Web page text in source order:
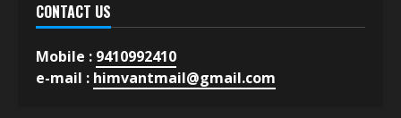
CONTACT US
Mobile : 9410992410
e-mail : himvantmail@gmail.com